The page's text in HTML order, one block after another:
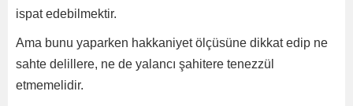
ispat edebilmektir.
Ama bunu yaparken hakkaniyet ölçüsüne dikkat edip ne
sahte delillere, ne de yalancı şahitere tenezzül
etmemelidir.